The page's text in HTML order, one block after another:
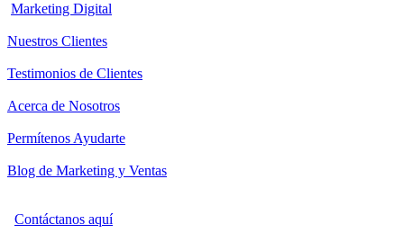
Marketing Digital
Nuestros Clientes
Testimonios de Clientes
Acerca de Nosotros
Permítenos Ayudarte
Blog de Marketing y Ventas
Contáctanos aquí